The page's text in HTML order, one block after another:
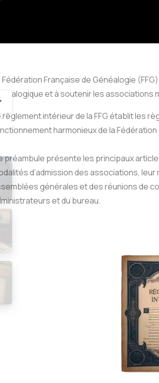
Fédération Française de Généalogie
et à soutenir les associations
règlement intérieur de la FFG établit les
harmonieux de la
préambule présente les principaux
d’admission des associations,
générales et des réunions de
et du bureau.